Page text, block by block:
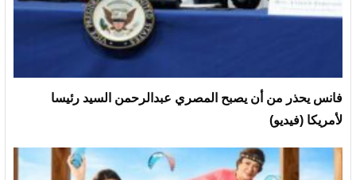
فانس يحذر من أن يصبح المصري عبدالرحمن السيد رئيسا
لأمريكا (فيديو)